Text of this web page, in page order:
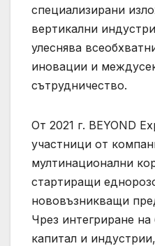
специализирани
вертикални
улеснява
иновации и
сътрудничество.
От 2021 г. BEYOND
участници от
мултинационални
стартиращи
нововъзникващи
Чрез интегриране
капитал и